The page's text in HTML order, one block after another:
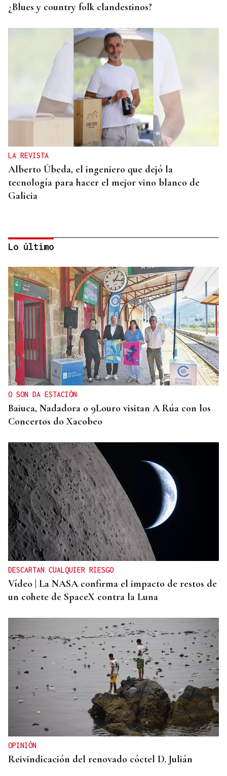
¿Blues y country folk clandestinos?
LA REVISTA
Alberto Úbeda, el ingeniero que dejó la
tecnología para hacer el mejor vino blanco de
Galicia
LA REVISTA
La playlist de... Pablo Amann
Lo último
O SON DA ESTACIÓN
Baiuca, Nadadora o 9Louro visitan A Rúa con los
Concertos do Xacobeo
DESCARTAN CUALQUIER RIESGO
Vídeo | La NASA confirma el impacto de restos de
un cohete de SpaceX contra la Luna
OPINIÓN
Reivindicación del renovado cóctel D. Julián